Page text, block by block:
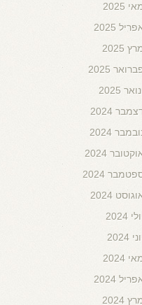
2025
2025
2025
2025
2025
2024
2024
2024
2024
2024
2024
2024
2024
2024
2024